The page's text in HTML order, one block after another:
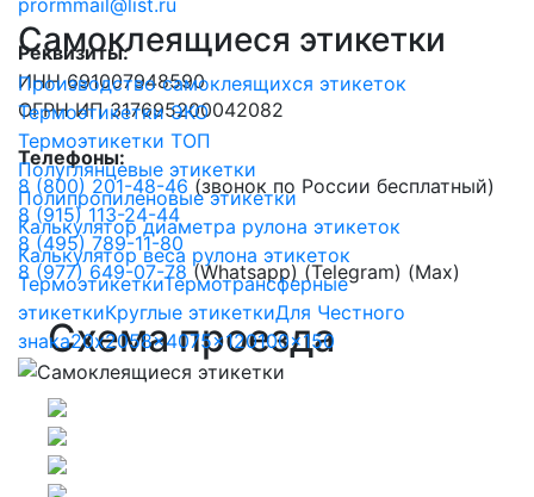
Самоклеящиеся этикетки
Производство самоклеящихся этикеток
Термоэтикетки ЭКО
Термоэтикетки ТОП
Полуглянцевые этикетки
Полипропиленовые этикетки
Калькулятор диаметра рулона этикеток
Калькулятор веса рулона этикеток
ТермоэтикеткиТермотрансферные
этикеткиКруглые этикеткиДля Честного
знака20x2058x4075x120100x150
prormmail@list.ru
Реквизиты:
ИНН 691007948590
ОГРН ИП 317695200042082
Телефоны:
8 (800) 201-48-46 (звонок по России бесплатный)
8 (915) 113-24-44
8 (495) 789-11-80
8 (977) 649-07-78 (Whatsapp) (Telegram) (Max)
Схема проезда